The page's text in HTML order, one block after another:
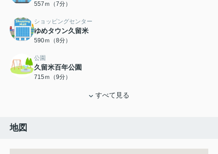
557ｍ（7分）
ショッピングセンター
ゆめタウン久留米
590ｍ（8分）
公園
久留米百年公園
715ｍ（9分）
すべて見る
地図